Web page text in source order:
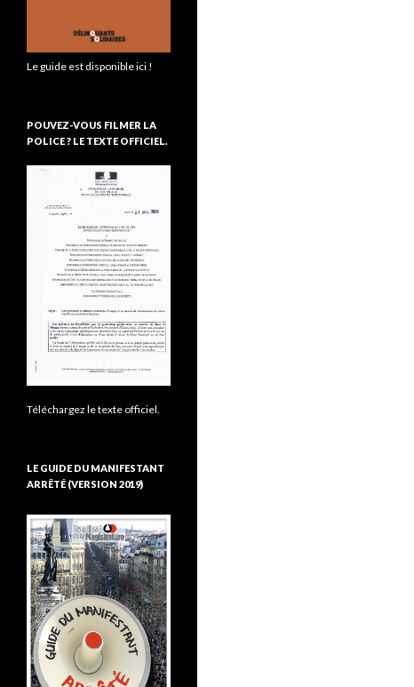
Le guide est disponible ici !
POUVEZ-VOUS FILMER LA
POLICE ? LE TEXTE OFFICIEL.
Téléchargez le texte officiel.
LE GUIDE DU MANIFESTANT
ARRÊTÉ (VERSION 2019)